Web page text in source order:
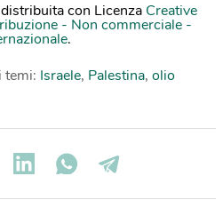
con Licenza Creative
- Non commerciale -
.
temi: Israele, Palestina, olio